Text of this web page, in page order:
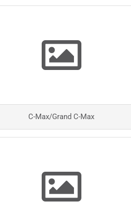
C-Max/Grand C-Max